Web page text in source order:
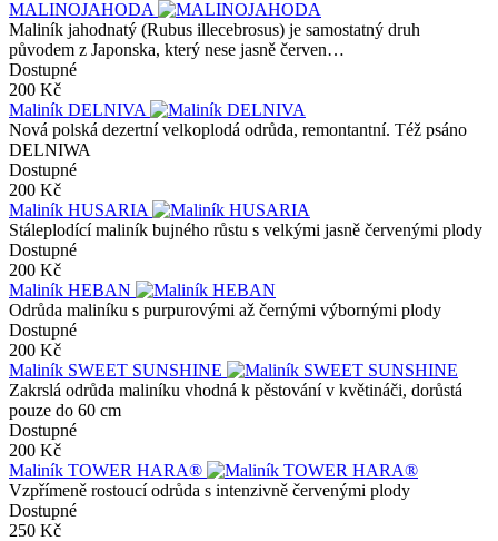
MALINOJAHODA
Maliník jahodnatý (Rubus illecebrosus) je samostatný druh
původem z Japonska, který nese jasně červen…
Dostupné
200 Kč
Maliník DELNIVA
Nová polská dezertní velkoplodá odrůda, remontantní. Též psáno
DELNIWA
Dostupné
200 Kč
Maliník HUSARIA
Stáleplodící maliník bujného růstu s velkými jasně červenými plody
Dostupné
200 Kč
Maliník HEBAN
Odrůda maliníku s purpurovými až černými výbornými plody
Dostupné
200 Kč
Maliník SWEET SUNSHINE
Zakrslá odrůda maliníku vhodná k pěstování v květináči, dorůstá
pouze do 60 cm
Dostupné
200 Kč
Maliník TOWER HARA®
Vzpřímeně rostoucí odrůda s intenzivně červenými plody
Dostupné
250 Kč